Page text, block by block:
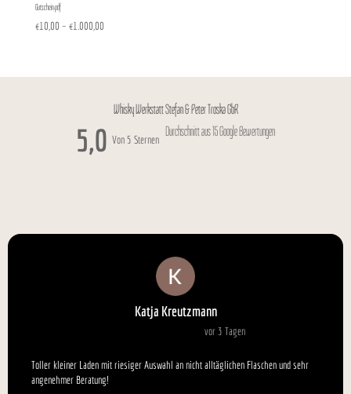
Gutschein-pdf
€10,00 – €1.000,00Preisspanne:
€1.000,00
Whisky Werkstatt Stefan & Peter Troska GbR
5,0 Von 5 Sternen
Durchschnitt aus 15 Google Bewertungen
Katja Kreutzmann
vor 3 Tagen
Toller kleiner Laden mit riesiger Auswahl an nicht alltäglichen Flaschen und sehr
angenehmer Beratung!